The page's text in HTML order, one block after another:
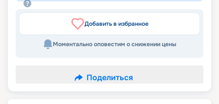
Добавить в избранное
Моментально оповестим о снижении цены
Поделиться